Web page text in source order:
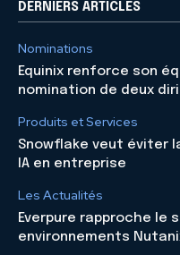
DERNIERS ARTICLES
Nominations
Equinix renforce son
nomination de deux
Produits et Services
Snowflake veut éviter
IA en entreprise
Les Actualités
Everpure rapproche le
environnements